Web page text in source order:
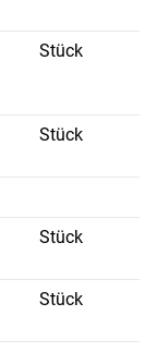
Stück
Stück
Stück
Stück